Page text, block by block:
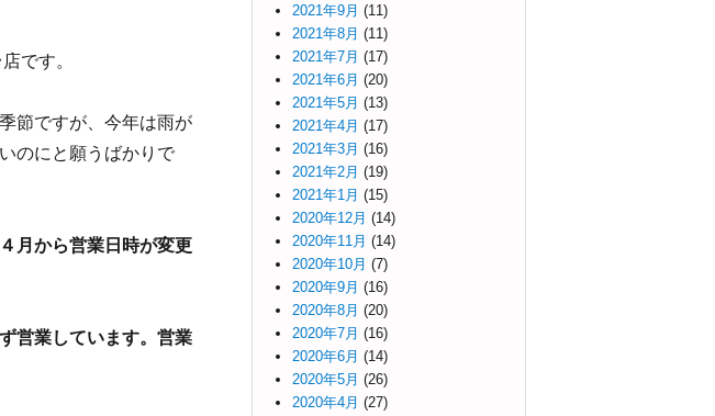
です。
節ですが、今年は雨が
のにと願うばかりで
月から営業日時が変更
営業しています。営業
2021年9月 (11)
2021年8月 (11)
2021年7月 (17)
2021年6月 (20)
2021年5月 (13)
2021年4月 (17)
2021年3月 (16)
2021年2月 (19)
2021年1月 (15)
2020年12月 (14)
2020年11月 (14)
2020年10月 (7)
2020年9月 (16)
2020年8月 (20)
2020年7月 (16)
2020年6月 (14)
2020年5月 (26)
2020年4月 (27)